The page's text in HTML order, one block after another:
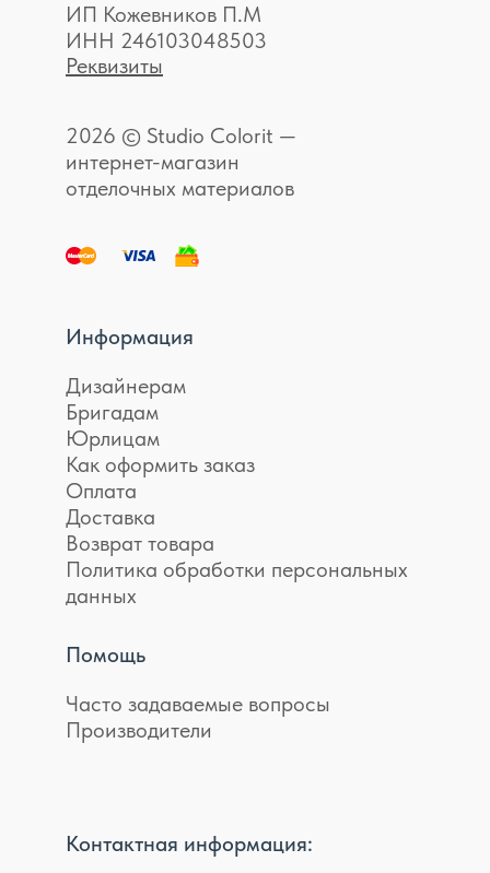
ИП Кожевников П.М
ИНН 246103048503
Реквизиты
2026 © Studio Colorit —
интернет-магазин
отделочных материалов
Информация
Дизайнерам
Бригадам
Юрлицам
Как оформить заказ
Оплата
Доставка
Возврат товара
Политика обработки персональных
данных
Помощь
Часто задаваемые вопросы
Производители
Контактная информация: